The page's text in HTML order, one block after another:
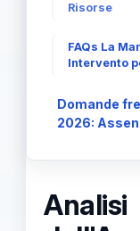
Risorse
FAQs La
Intervento
Domande
2026:
Analisi